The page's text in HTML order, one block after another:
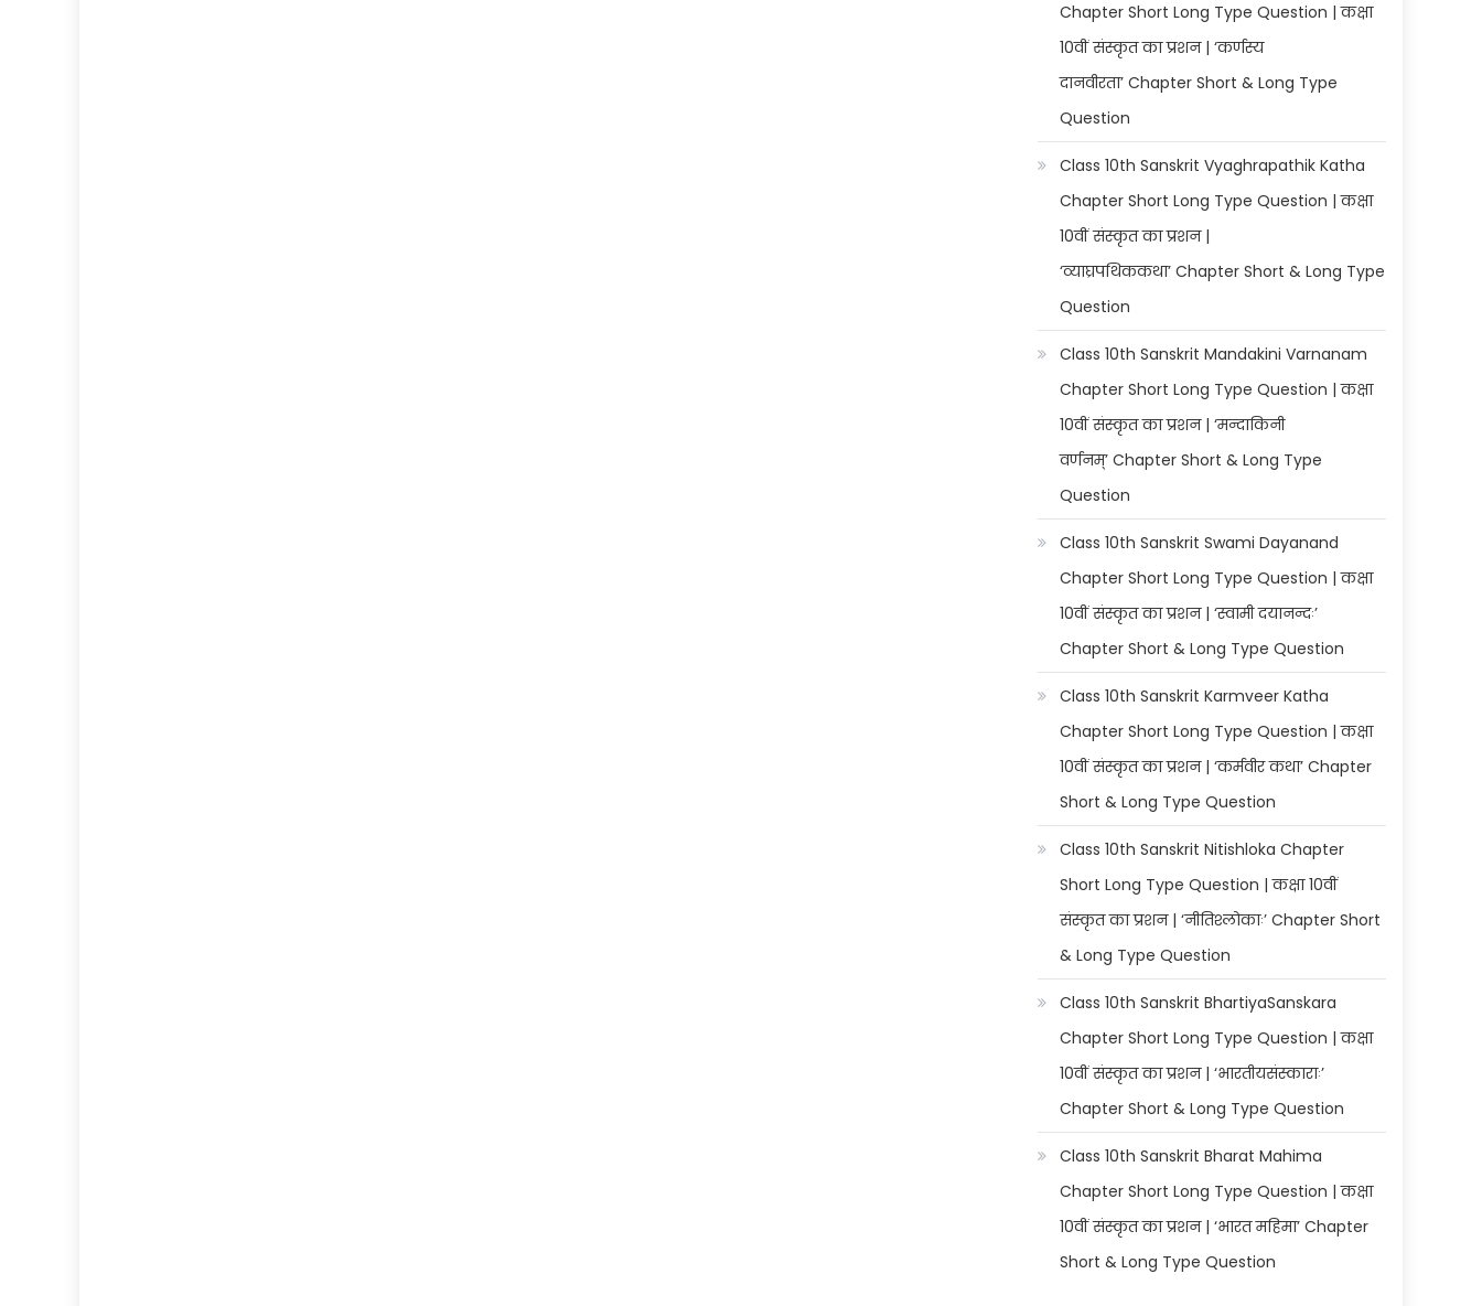
Chapter Short Long Type Question | कक्षा
10वीं संस्कृत का प्रशन | ‘कर्णस्य
दानवीरता’ Chapter Short & Long Type
Question
Class 10th Sanskrit Vyaghrapathik Katha
Chapter Short Long Type Question | कक्षा
10वीं संस्कृत का प्रशन |
‘व्याघ्रपथिककथा’ Chapter Short & Long Type
Question
Class 10th Sanskrit Mandakini Varnanam
Chapter Short Long Type Question | कक्षा
10वीं संस्कृत का प्रशन | ‘मन्दाकिनी
वर्णनम्’ Chapter Short & Long Type
Question
Class 10th Sanskrit Swami Dayanand
Chapter Short Long Type Question | कक्षा
10वीं संस्कृत का प्रशन | ‘स्वामी दयानन्दः’
Chapter Short & Long Type Question
Class 10th Sanskrit Karmveer Katha
Chapter Short Long Type Question | कक्षा
10वीं संस्कृत का प्रशन | ‘कर्मवीर कथा’ Chapter
Short & Long Type Question
Class 10th Sanskrit Nitishloka Chapter
Short Long Type Question | कक्षा 10वीं
संस्कृत का प्रशन | ‘नीतिश्लोकाः’ Chapter Short
& Long Type Question
Class 10th Sanskrit BhartiyaSanskara
Chapter Short Long Type Question | कक्षा
10वीं संस्कृत का प्रशन | ‘भारतीयसंस्काराः’
Chapter Short & Long Type Question
Class 10th Sanskrit Bharat Mahima
Chapter Short Long Type Question | कक्षा
10वीं संस्कृत का प्रशन | ‘भारत महिमा’ Chapter
Short & Long Type Question